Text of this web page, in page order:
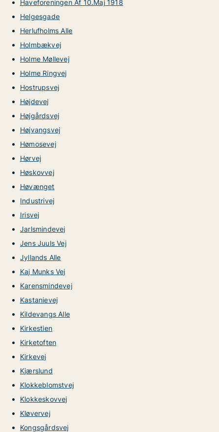
Haveforeningen Af 10.Maj 1918
Helgesgade
Herlufholms Alle
Holmbækvej
Holme Møllevej
Holme Ringvej
Hostrupsvej
Højdevej
Højgårdsvej
Højvangsvej
Hømosevej
Hørvej
Høskovvej
Høvænget
Industrivej
Irisvej
Jarlsmindevej
Jens Juuls Vej
Jyllands Alle
Kaj Munks Vej
Karensmindevej
Kastanievej
Kildevangs Alle
Kirkestien
Kirketoften
Kirkevej
Kjærslund
Klokkeblomstvej
Klokkeskovvej
Kløvervej
Kongsgårdsvej